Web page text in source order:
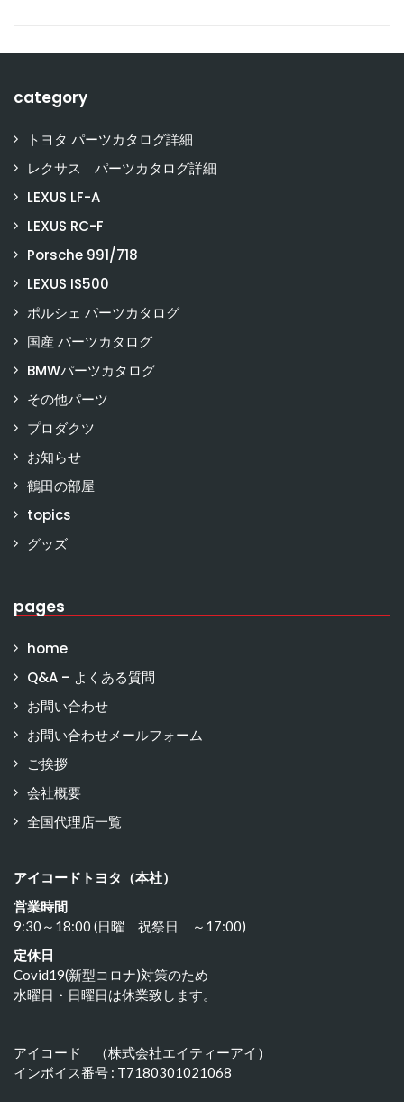
category
トヨタ パーツカタログ詳細
レクサス パーツカタログ詳細
LEXUS LF-A
LEXUS RC-F
Porsche 991/718
LEXUS IS500
ポルシェ パーツカタログ
国産 パーツカタログ
BMWパーツカタログ
その他パーツ
プロダクツ
お知らせ
鶴田の部屋
topics
グッズ
pages
home
Q&A – よくある質問
お問い合わせ
お問い合わせメールフォーム
ご挨拶
会社概要
全国代理店一覧
アイコードトヨタ（本社）
営業時間
9:30～18:00 (日曜 祝祭日 ～17:00)
定休日
Covid19(新型コロナ)対策のため
水曜日・日曜日は休業致します。
アイコード （株式会社エイティーアイ）
インボイス番号 : T7180301021068